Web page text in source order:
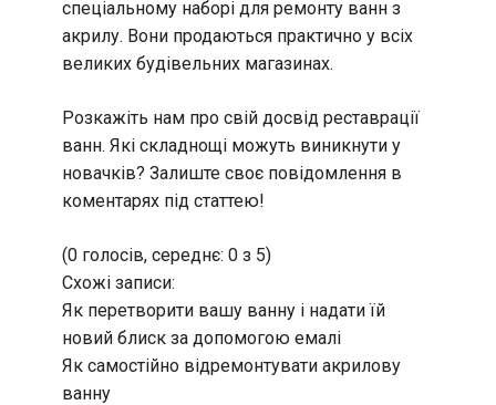
спеціальному наборі для ремонту ванн з
акрилу. Вони продаються практично у всіх
великих будівельних магазинах.
Розкажіть нам про свій досвід реставрації
ванн. Які складнощі можуть виникнути у
новачків? Залиште своє повідомлення в
коментарях під статтею!
(0 голосів, середнє: 0 з 5)
Схожі записи:
Як перетворити вашу ванну і надати їй
новий блиск за допомогою емалі
Як самостійно відремонтувати акрилову
ванну